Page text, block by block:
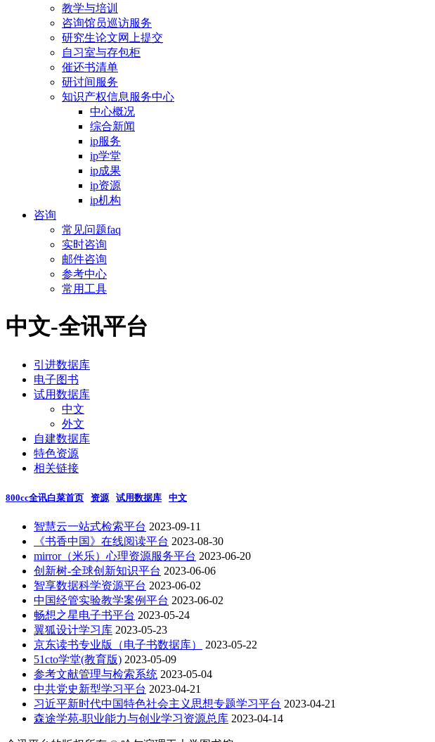
教学与培训
咨询馆员巡访服务
研究生论文网上提交
自习室与存包柜
催还书清单
研讨间服务
知识产权信息服务中心
中心概况
综合新闻
ip服务
ip学堂
ip成果
ip资源
ip机构
咨询
常见问题faq
实时咨询
邮件咨询
参考中心
常用工具
中文-全讯平台
引进数据库
电子图书
试用数据库
中文
外文
自建数据库
特色资源
相关链接
800cc全讯白菜首页 资源 试用数据库 中文
智慧云一站式检索平台 2023-09-11
《书香中国》在线阅读平台 2023-08-30
mirror（米乐）心理资源服务平台 2023-06-20
创新树-全球创新知识平台 2023-06-06
智享数据科学资源平台 2023-06-02
中国经管实验教学案例平台 2023-06-02
畅想之星电子书平台 2023-05-24
翼狐设计学习库 2023-05-23
京东读书专业版（电子书数据库）
2023-05-22
51cto学堂(教育版) 2023-05-09
参考文献管理与检索系统 2023-05-04
中共党史新型学习平台 2023-04-21
习近平新时代中国特色社会主义思想专题学习平台 2023-04-21
森途学苑-职业能力与创业学习资源总库 2023-04-14